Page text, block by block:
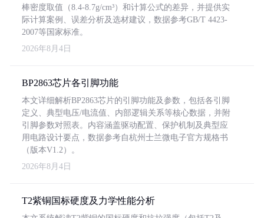
棒密度取值（8.4-8.7g/cm³）和计算公式的差异，并提供实
际计算案例、误差分析及选材建议，数据参考GB/T 4423-
2007等国家标准。
2026年8月4日
BP2863芯片各引脚功能
本文详细解析BP2863芯片的引脚功能及参数，包括各引脚
定义、典型电压/电流值、内部逻辑关系等核心数据，并附
引脚参数对照表。内容涵盖驱动配置、保护机制及典型应
用电路设计要点，数据参考自杭州士兰微电子官方规格书
（版本V1.2）。
2026年8月4日
T2紫铜国标硬度及力学性能分析